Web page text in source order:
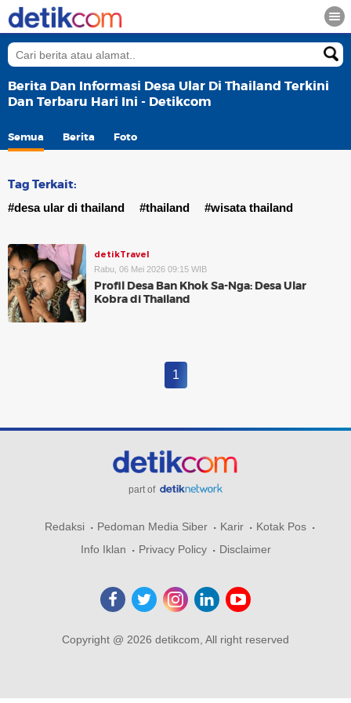
Berita Dan Informasi Desa Ular Di Thailand Terkini
Dan Terbaru Hari Ini - Detikcom
Semua Berita Foto
Tag Terkait:
#desa ular di thailand #thailand #wisata thailand
detikTravel
Rabu, 06 Mei 2026 09:15 WIB
Profil Desa Ban Khok Sa-Nga: Desa Ular
Kobra di Thailand
1
part of
Redaksi Pedoman Media Siber Karir
Kotak Pos
Info Iklan
Privacy Policy Disclaimer
Copyright @ 2026 detikcom, All right reserved